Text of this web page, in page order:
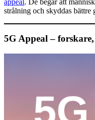
strålning och skyddas bättre
5G Appeal –